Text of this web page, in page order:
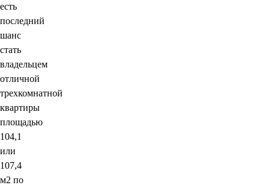
есть
последний
шанс
стать
владельцем
отличной
трехкомнатной
квартиры
площадью
104,1
или
107,4
м2 по